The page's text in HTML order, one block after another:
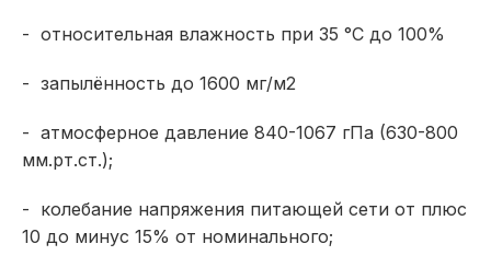
- относительная влажность при 35 °С до 100%
- запылённость до 1600 мг/м2
- атмосферное давление 840-1067 гПа (630-800
мм.рт.ст.);
- колебание напряжения питающей сети от плюс
10 до минус 15% от номинального;